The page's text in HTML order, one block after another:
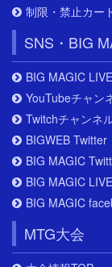
制限・禁止カー
SNS・BIG
BIG MAGIC
YouTubeチャン
Twitchチャンネ
BIGWEB Twitter
BIG MAGIC
BIG MAGIC
BIG MAGIC
MTG大会